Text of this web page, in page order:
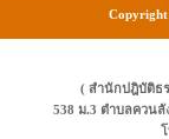
Copyright
( สำนักปฎิบัติธ
538 ม.3 ตำบลควน